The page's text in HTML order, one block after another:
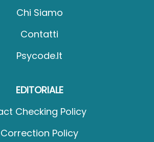
Chi Siamo
Contatti
Psycode.it
EDITORIALE
Checking Policy
Correction Policy